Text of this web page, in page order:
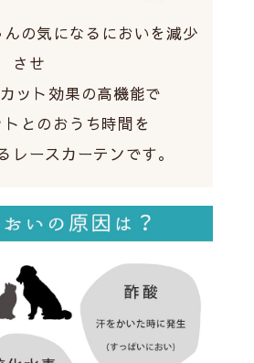
の気になるにおいを減少
させ
ット効果の高機能で
とのおうち時間を
レースカーテンです。